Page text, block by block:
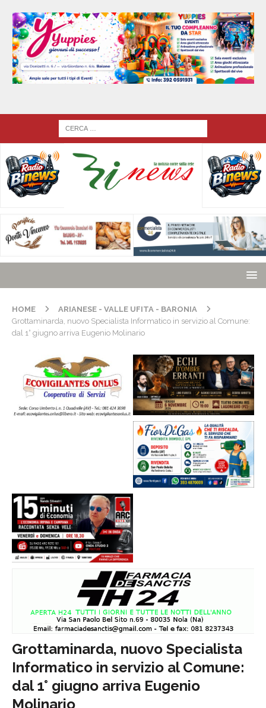
HOME
ARIANESE - VALLE UFITA - BARONIA
Grottaminarda, nuovo Specialista Informatico in servizio al Comune:
dal 1° giugno arriva Eugenio Molinario
Grottaminarda, nuovo Specialista
Informatico in servizio al Comune:
dal 1° giugno arriva Eugenio
Molinario